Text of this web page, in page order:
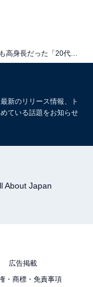
ング結果を見
新のリリース情報、ト
ている話題をお知らせ
About Japan
広告掲載
・商標・免責事項